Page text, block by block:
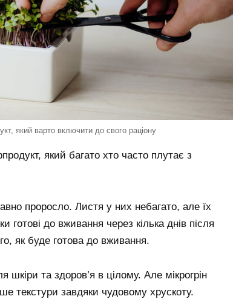
який варто включити до свого раціону
який багато хто часто плутає з
проросло. Листя у них небагато, але їх
готові до вживання через кілька днів після
як буде готова до вживання.
та здоров’я в цілому. Але мікрогрін
текстури завдяки чудовому хрускоту.